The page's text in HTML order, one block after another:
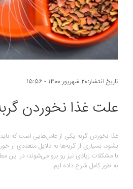
تاریخ انتشار:20 شهریور 1400 - 15:56
علت غذا نخوردن
غذا نخوردن گربه یکی از عامل‌هایی است که
بشود، بسیاری از گربه‌ها به دلایل متعددی ار
با مشکلات زیادی نیز رو برو می‌شوند؛ در این
به طور کامل شرح داده ایم.